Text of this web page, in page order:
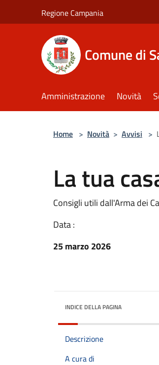
Regione Campania
Comune di
Amministrazione Novità
Home > Novità > Avvisi >
La tua
Consigli utili dall'Arma dei
Data :
25 marzo 2026
INDICE DELLA PAGINA
Descrizione
A cura di